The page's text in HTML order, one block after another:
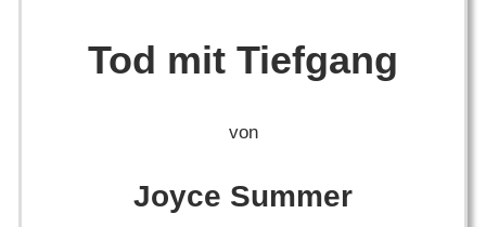
Tod mit Tiefgang
von
Joyce Summer